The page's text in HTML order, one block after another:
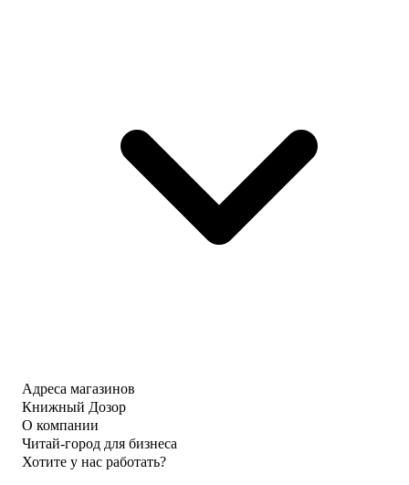
Адреса магазинов
Книжный Дозор
О компании
Читай-город для бизнеса
Хотите у нас работать?